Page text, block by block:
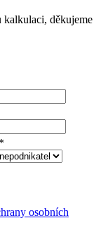
kalkulaci, děkujeme
osobních